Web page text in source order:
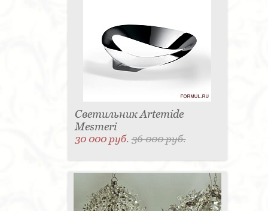
Светильник Artemide
Mesmeri
30 000 руб.36 000 руб.